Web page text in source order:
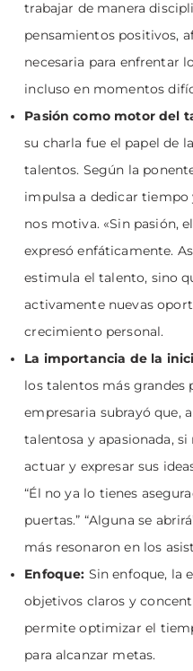
trabajar de manera
pensamientos positivos,
necesaria para enfrentar
incluso en momentos
Pasión como motor del
su charla fue el papel de
talentos. Según la
impulsa a dedicar tiempo
nos motiva. «Sin pasión,
expresó enfáticamente.
estimula el talento, sino
activamente nuevas
crecimiento personal.
La importancia de la
los talentos más grandes
empresaria subrayó que,
talentosa y apasionada,
actuar y expresar sus
“Él no ya lo tienes
puertas.” “Alguna se
más resonaron en los
Enfoque: Sin enfoque, la
objetivos claros y
permite optimizar el
para alcanzar metas.